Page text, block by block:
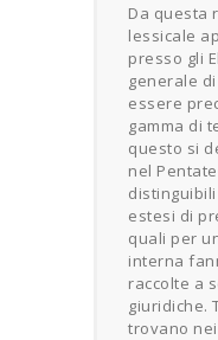
Da questa
lessicale
presso gli
generale
essere
gamma di
questo si
nel
estesi di
quali per
interna
raccolte a
giuridiche.
trovano